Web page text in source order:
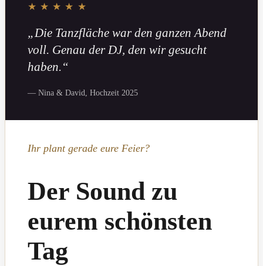
★★★★★
„Die Tanzfläche war den ganzen Abend
voll. Genau der DJ, den wir gesucht
haben.“
— Nina & David, Hochzeit 2025
Ihr plant gerade eure Feier?
Der Sound zu
eurem schönsten
Tag